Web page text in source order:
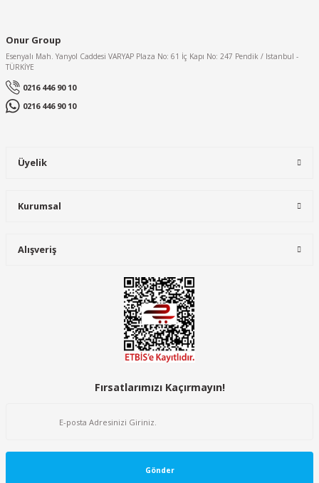
Onur Group
Esenyalı Mah. Yanyol Caddesi VARYAP Plaza No: 61 İç Kapı No: 247 Pendik / Istanbul -
TÜRKİYE
0216 446 90 10
0216 446 90 10
Üyelik
Kurumsal
Alışveriş
Fırsatlarımızı Kaçırmayın!
Gönder